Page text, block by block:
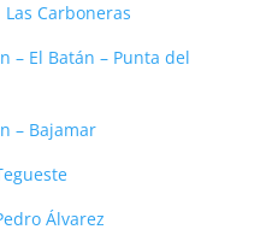
Las Carboneras
– El Batán – Punta del
– Bajamar
Álvarez